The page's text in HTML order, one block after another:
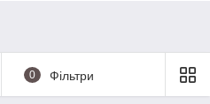
0 Фільтри